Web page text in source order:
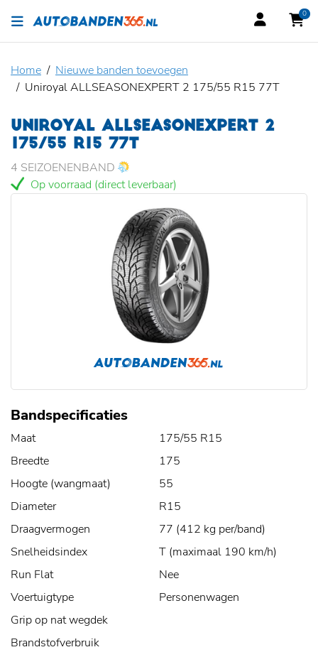
0
Home
Nieuwe banden toevoegen
Uniroyal ALLSEASONEXPERT 2 175/55 R15 77T
UNIROYAL ALLSEASONEXPERT 2
175/55 R15 77T
4 SEIZOENENBAND
Op voorraad (direct leverbaar)
Bandspecificaties
Maat
175/55 R15
Breedte
175
Hoogte (wangmaat)
55
Diameter
R15
Draagvermogen
77 (412 kg per/band)
Snelheidsindex
T (maximaal 190 km/h)
Run Flat
Nee
Voertuigtype
Personenwagen
Grip op nat wegdek
Brandstofverbruik